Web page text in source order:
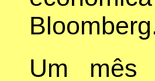
Um